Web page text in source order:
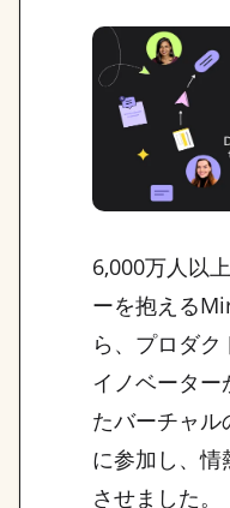
6,000万人以
ーを抱える
ら、プロダク
イノベータ
たバーチャ
に参加し、情
させました。